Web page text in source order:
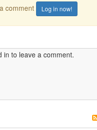
comment Log in now!